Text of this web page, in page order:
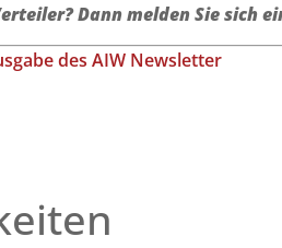
Dann melden Sie sich
des AIW Newsletter